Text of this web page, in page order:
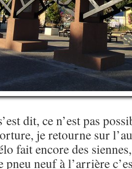
dit, ce n’est pas
je retourne sur
fait encore des
pneu neuf à l’arrière